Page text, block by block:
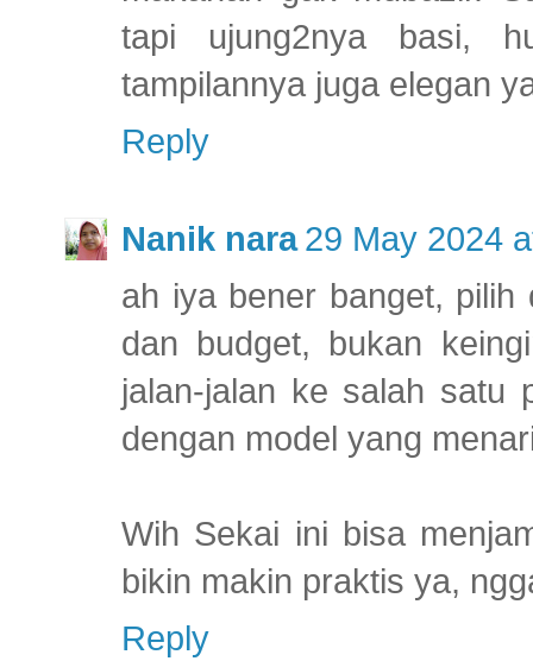
tapi ujung2nya basi,
tampilannya juga elegan
Reply
Nanik nara 29 May 2024
ah iya bener banget,
dan budget, bukan
jalan-jalan ke salah satu
dengan model yang
Wih Sekai ini bisa
bikin makin praktis ya,
Reply